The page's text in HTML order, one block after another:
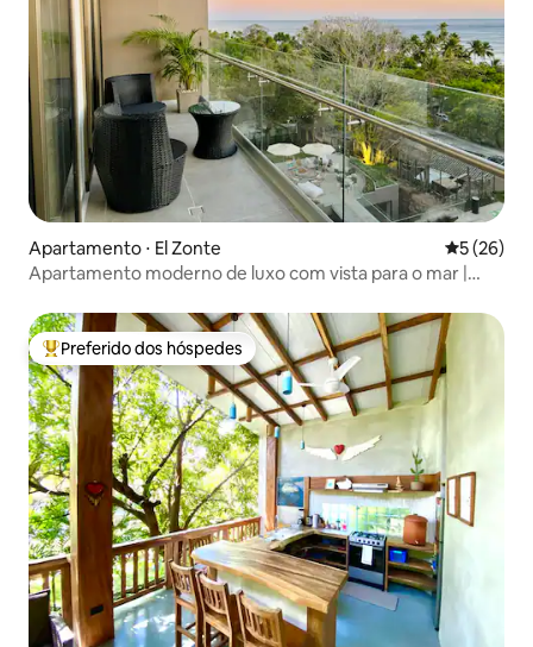
Apartamento ⋅ El Zonte 5 de uma
5 (26)
Apartamento moderno de luxo com vista para o mar |
Entre os melhores preferidos dos hóspedes
Preferido dos hóspedes